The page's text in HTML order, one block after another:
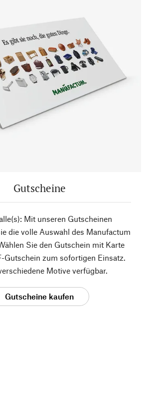
Gutscheine
Mit unseren Gutscheinen
die volle Auswahl des Manufactum
Sie den Gutschein mit Karte
Gutschein zum sofortigen Einsatz.
Motive verfügbar.
Gutscheine kaufen